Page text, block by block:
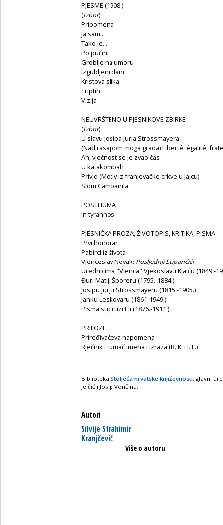
PJESME (1908.)
(Izbor)
Pripomena
Ja sam...
Tako je...
Po pučini
Groblje na umoru
Izgubljeni dani
Kristova slika
Triptih
Vizija
NEUVRŠTENO U PJESNIKOVE ZBIRKE
(Izbor)
U slavu Josipa Jurja Strossmayera
(Nad rasapom moga grada) Liberté, égalité,
Ah, vječnost se je zvao čas
U katakombah
Privid (Motiv iz franjevačke crkve u Jajcu)
Slom Campanila
POSTHUMA
In tyrannos
PJESNIČKA PROZA, ŽIVOTOPIS, KRITIKA, PISMA
Prvi honorar
Pabirci iz života
Vjenceslav Novak: Posljednji Stipančići
Urednicima "Vienca" Vjekoslavu Klaiću (1849.-
Đuri Matiji Šporeru (1795.-1884.)
Josipu Jurju Strossmayeru (1815.-1905.)
Janku Leskovaru (1861-1949.)
Pisma supruzi Eli (1876.-1911.)
PRILOZI
Priređivačeva napomena
Rječnik i tumač imena i izraza (B. K. i I. F.)
Biblioteka Stoljeća hrvatske književnosti, glavni
Jelčić i Josip Vončina.
Autori
Silvije Strahimir
Kranjčević
Više o autoru